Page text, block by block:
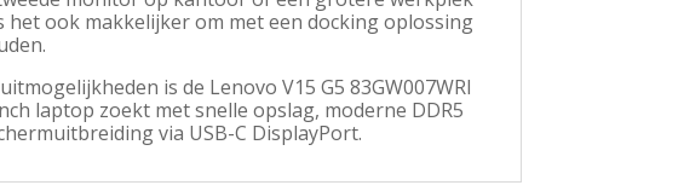
het ook makkelijker om met een docking oplossing
is de Lenovo V15 G5 83GW007WRI
laptop zoekt met snelle opslag, moderne DDR5
via USB-C DisplayPort.